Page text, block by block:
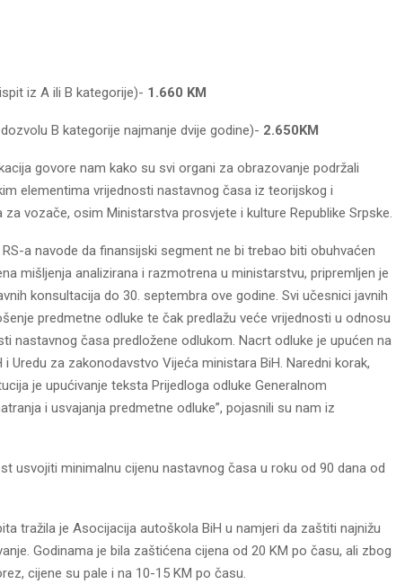
iz A ili B kategorije)- 1.660 KM
B kategorije najmanje dvije godine)- 2.650KM
govore nam kako su svi organi za obrazovanje podržali
elementima vrijednosti nastavnog časa iz teorijskog i
vozače, osim Ministarstva prosvjete i kulture Republike Srpske.
a navode da finansijski segment ne bi trebao biti obuhvaćen
mišljenja analizirana i razmotrena u ministarstvu, pripremljen je
konsultacija do 30. septembra ove godine. Svi učesnici javnih
predmetne odluke te čak predlažu veće vrijednosti u odnosu
nastavnog časa predložene odlukom. Nacrt odluke je upućen na
Uredu za zakonodavstvo Vijeća ministara BiH. Naredni korak,
je upućivanje teksta Prijedloga odluke Generalnom
i usvajanja predmetne odluke”, pojasnili su nam iz
usvojiti minimalnu cijenu nastavnog časa u roku od 90 dana od
tražila je Asocijacija autoškola BiH u namjeri da zaštiti najnižu
Godinama je bila zaštićena cijena od 20 KM po času, ali zbog
cijene su pale i na 10-15 KM po času.